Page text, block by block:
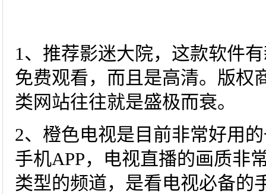
1、推荐影迷大院，这款软件
免费观看，而且是高清。版权
类网站往往就是盛极而衰。
2、橙色电视是目前非常好用
手机APP，电视直播的画质非
类型的频道，是看电视必备的